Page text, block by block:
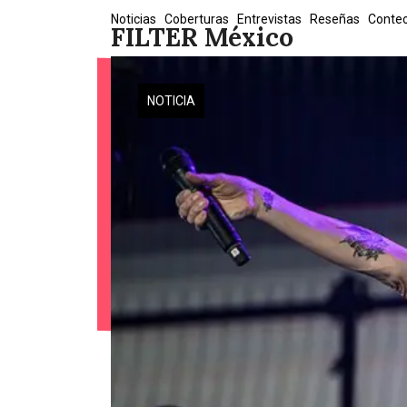
FILTER México
Noticias Coberturas Entrevistas Reseñas
NOTICIA